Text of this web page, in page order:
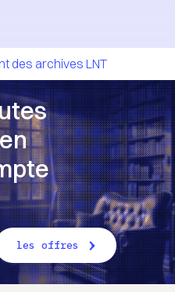
des archives LNT
les offres